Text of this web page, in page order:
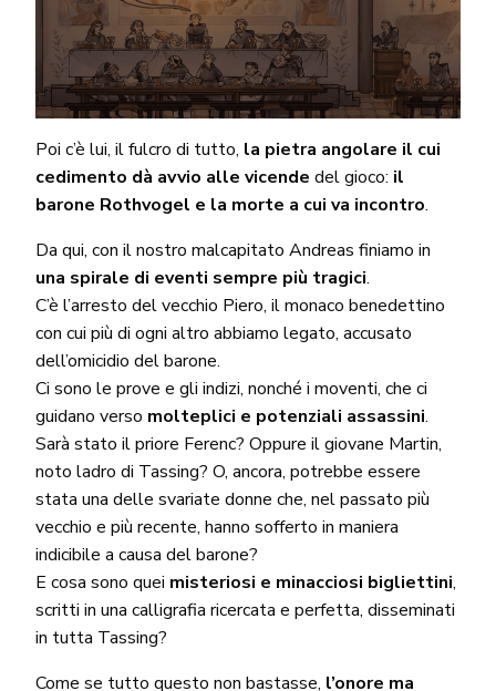
Poi c’è lui, il fulcro di tutto, la pietra angolare il cui
cedimento dà avvio alle vicendedel gioco: il
barone Rothvogel e la morte a cui va incontro.
Da qui, con il nostro malcapitato Andreas finiamo in
una spirale di eventi sempre più tragici.
C’è l’arresto del vecchio Piero, il monaco benedettino
con cui più di ogni altro abbiamo legato, accusato
dell’omicidio del barone.
Ci sono le prove e gli indizi, nonché i moventi, che ci
guidano verso molteplici e potenziali assassini.
Sarà stato il priore Ferenc? Oppure il giovane Martin,
noto ladro di Tassing? O, ancora, potrebbe essere
stata una delle svariate donne che, nel passato più
vecchio e più recente, hanno sofferto in maniera
indicibile a causa del barone?
E cosa sono quei misteriosi e minacciosi bigliettini,
scritti in una calligrafia ricercata e perfetta, disseminati
in tutta Tassing?
Come se tutto questo non bastasse, l’onore ma